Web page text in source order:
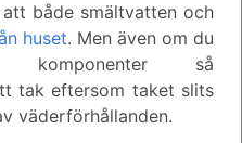
både smältvatten och
huset. Men även om du
så
tak eftersom taket slits
väderförhållanden.